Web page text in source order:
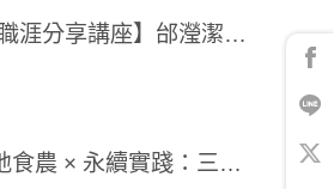
【系友臉譜-職涯分享講座】邰瀅潔學姐：在你選擇之前---淺談職涯規劃
【演講】在地食農 × 永續實踐：三小市集的ESG轉譯之路